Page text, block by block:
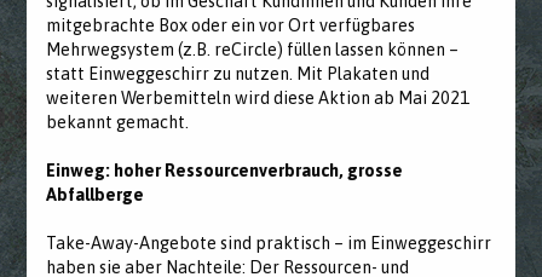
mitgebrachte Box oder ein vor Ort verfügbares
Mehrwegsystem (z.B. reCircle) füllen lassen können –
statt Einweggeschirr zu nutzen. Mit Plakaten und
weiteren Werbemitteln wird diese Aktion ab Mai 2021
bekannt gemacht.
Einweg: hoher Ressourcenverbrauch, grosse
Abfallberge
Take-Away-Angebote sind praktisch – im Einweggeschirr
haben sie aber Nachteile: Der Ressourcen- und